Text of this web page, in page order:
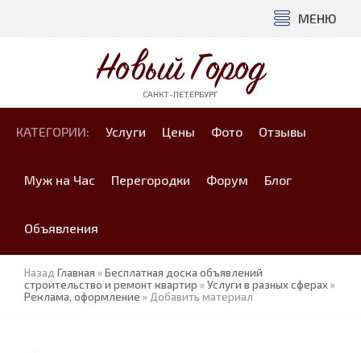
МЕНЮ
Новый Город
САНКТ-ПЕТЕРБУРГ
КАТЕГОРИИ: Услуги Цены Фото Отзывы
Муж на Час Перегородки Форум Блог
Объявления
Назад Главная »Бесплатная доска объявлений
строительство и ремонт квартир »Услуги в разных сферах»
Реклама, оформление » Добавить материал